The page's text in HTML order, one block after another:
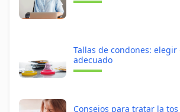
Tallas de condones:
adecuado
Consejos para tratar la